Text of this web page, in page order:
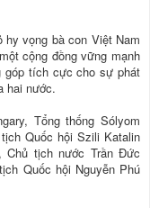
hy vọng bà con Việt Nam
cộng đồng vững mạnh
góp tích cực cho sự phát
hai nước.
Tổng thống Sólyom
Quốc hội Szili Katalin
Chủ tịch nước Trần Đức
Quốc hội Nguyễn Phú